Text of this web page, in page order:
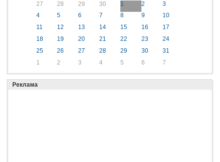
27 28 29 30 1 2
3
4
5 6 7 8 9
10
11
12 13 14 15 16
17
18
19 20 21 22 23
24
25
26 27 28 29 30
31
1
2 3 4 5 6 7
Реклама